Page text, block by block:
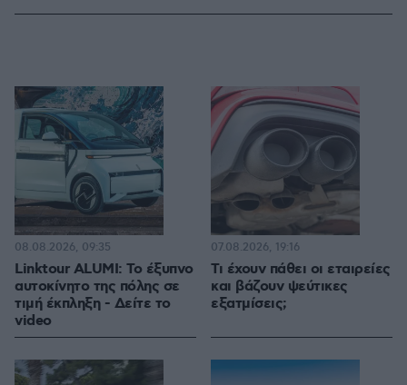
Linktour ALUMI: Το έξυπνο
αυτοκίνητο της πόλης σε
τιμή έκπληξη - Δείτε το
video
08.08.2026, 09:35
Τι έχουν πάθει οι εταιρείες
και βάζουν ψεύτικες
εξατμίσεις;
07.08.2026, 19:16